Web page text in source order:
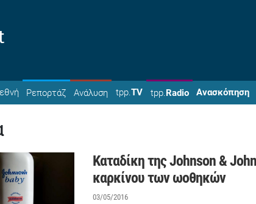
Ρεπορτάζ Ανάλυση tpp.TV tpp.Radio Ανασκόπηση
Καταδίκη της Johnson &
καρκίνου των ωοθηκών
03/05/2016